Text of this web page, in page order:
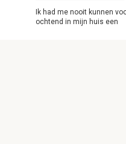
Ik had me nooit kunnen
ochtend in mijn huis een